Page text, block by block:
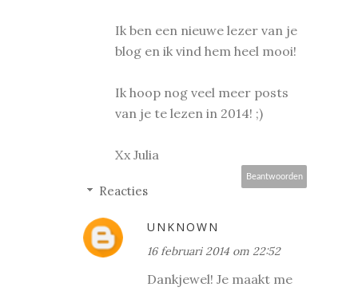
Ik ben een nieuwe lezer van je
blog en ik vind hem heel mooi!
Ik hoop nog veel meer posts
van je te lezen in 2014! ;)
Xx Julia
Beantwoorden
Reacties
UNKNOWN
16 februari 2014 om 22:52
Dankjewel! Je maakt me